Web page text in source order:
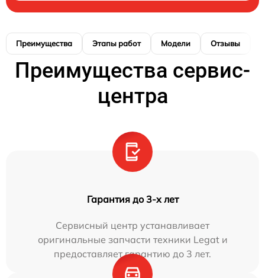
Преимущества Этапы работ Модели Отзывы
Преимущества сервис-
центра
Гарантия до 3-х лет
Сервисный центр устанавливает
оригинальные запчасти техники Legat и
предоставляет гарантию до 3 лет.